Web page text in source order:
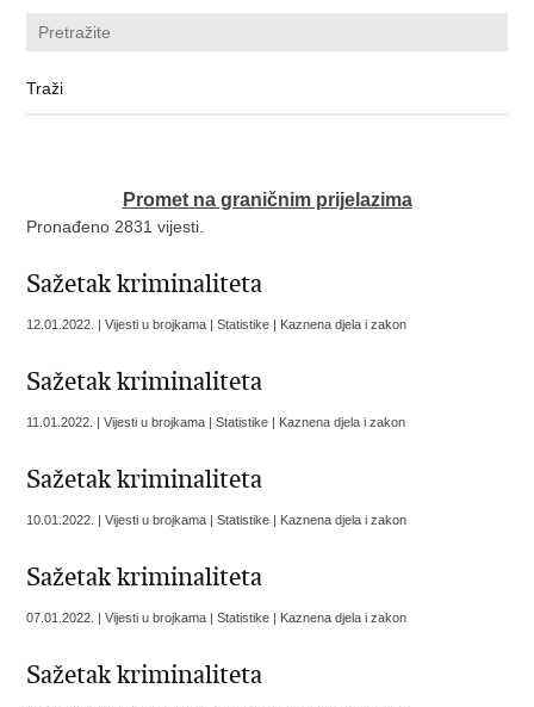
Promet na graničnim prijelazima
Pronađeno 2831 vijesti.
Sažetak kriminaliteta
12.01.2022. | Vijesti u brojkama | Statistike | Kaznena djela i zakon
Sažetak kriminaliteta
11.01.2022. | Vijesti u brojkama | Statistike | Kaznena djela i zakon
Sažetak kriminaliteta
10.01.2022. | Vijesti u brojkama | Statistike | Kaznena djela i zakon
Sažetak kriminaliteta
07.01.2022. | Vijesti u brojkama | Statistike | Kaznena djela i zakon
Sažetak kriminaliteta